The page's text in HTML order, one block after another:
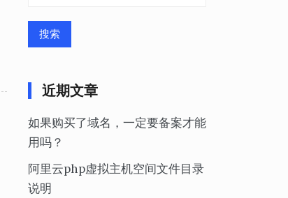
近期文章
如果购买了域名，一定要备案才能
用吗？
阿里云php虚拟主机空间文件目录
说明